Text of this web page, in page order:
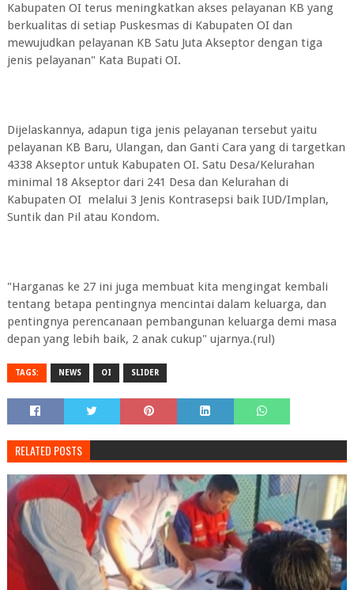
Kabupaten OI terus meningkatkan akses pelayanan KB yang
berkualitas di setiap Puskesmas di Kabupaten OI dan
mewujudkan pelayanan KB Satu Juta Akseptor dengan tiga
jenis pelayanan" Kata Bupati OI.
Dijelaskannya, adapun tiga jenis pelayanan tersebut yaitu
pelayanan KB Baru, Ulangan, dan Ganti Cara yang di targetkan
4338 Akseptor untuk Kabupaten OI. Satu Desa/Kelurahan
minimal 18 Akseptor dari 241 Desa dan Kelurahan di
Kabupaten OI melalui 3 Jenis Kontrasepsi baik IUD/Implan,
Suntik dan Pil atau Kondom.
"Harganas ke 27 ini juga membuat kita mengingat kembali
tentang betapa pentingnya mencintai dalam keluarga, dan
pentingnya perencanaan pembangunan keluarga demi masa
depan yang lebih baik, 2 anak cukup" ujarnya.(rul)
TAGS: NEWS OI SLIDER
RELATED POSTS